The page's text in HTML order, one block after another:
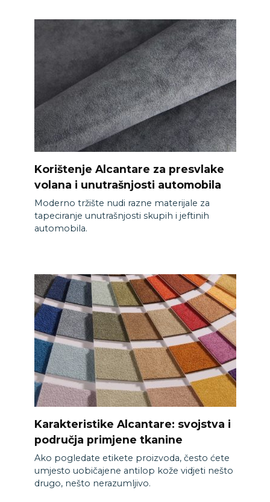
Korištenje Alcantare za presvlake
volana i unutrašnjosti automobila
Moderno tržište nudi razne materijale za
tapeciranje unutrašnjosti skupih i jeftinih
automobila.
Karakteristike Alcantare: svojstva i
područja primjene tkanine
Ako pogledate etikete proizvoda, često ćete
umjesto uobičajene antilop kože vidjeti nešto
drugo, nešto nerazumljivo.